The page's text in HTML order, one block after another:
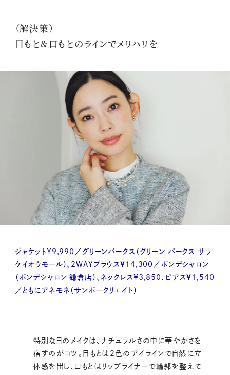
（解決策）
目もと&口もとのラインでメリハリを
ジャケット¥9,990／グリーンパークス（グリーン パークス サラ
ケイオウモール）、2WAYブラウス¥14,300／ポンデシャロン
（ポンデシャロン 鎌倉店）、ネックレス¥3,850、ピアス¥1,540
／ともにアネモネ（サンポークリエイト）
特別な日のメイクは、ナチュラルさの中に華やかさを
宿すのがコツ。目もとは2色のアイラインで自然に立
体感を出し、口もとはリップライナーで輪郭を整えて